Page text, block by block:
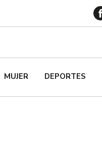
MUJER DEPORTES